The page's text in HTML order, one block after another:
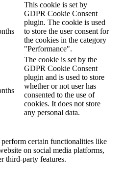
This cookie is set by
GDPR Cookie Consent
plugin. The cookie is used
to store the user consent for
the cookies in the category
"Performance".
The cookie is set by the
GDPR Cookie Consent
plugin and is used to store
whether or not user has
consented to the use of
cookies. It does not store
any personal data.
certain functionalities like
on social media platforms,
third-party features.